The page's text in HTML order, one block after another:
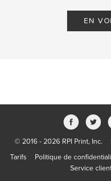
EN
© 2016 - 2026 RPI Print, Inc.
Tarifs
Politique de
Service